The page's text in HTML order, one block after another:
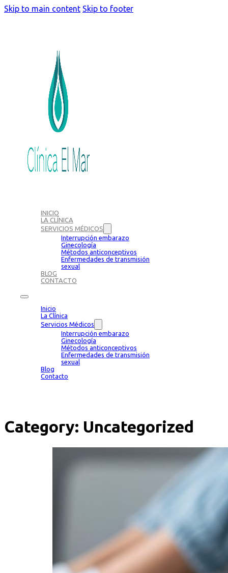
Skip to main content Skip to footer
INICIO
LA CLÍNICA
SERVICIOS MÉDICOS
Interrupción embarazo
Ginecología
Métodos anticonceptivos
Enfermedades de transmisión
sexual
BLOG
CONTACTO
Inicio
La Clínica
Servicios Médicos
Interrupción embarazo
Ginecología
Métodos anticonceptivos
Enfermedades de transmisión
sexual
Blog
Contacto
Category: Uncategorized